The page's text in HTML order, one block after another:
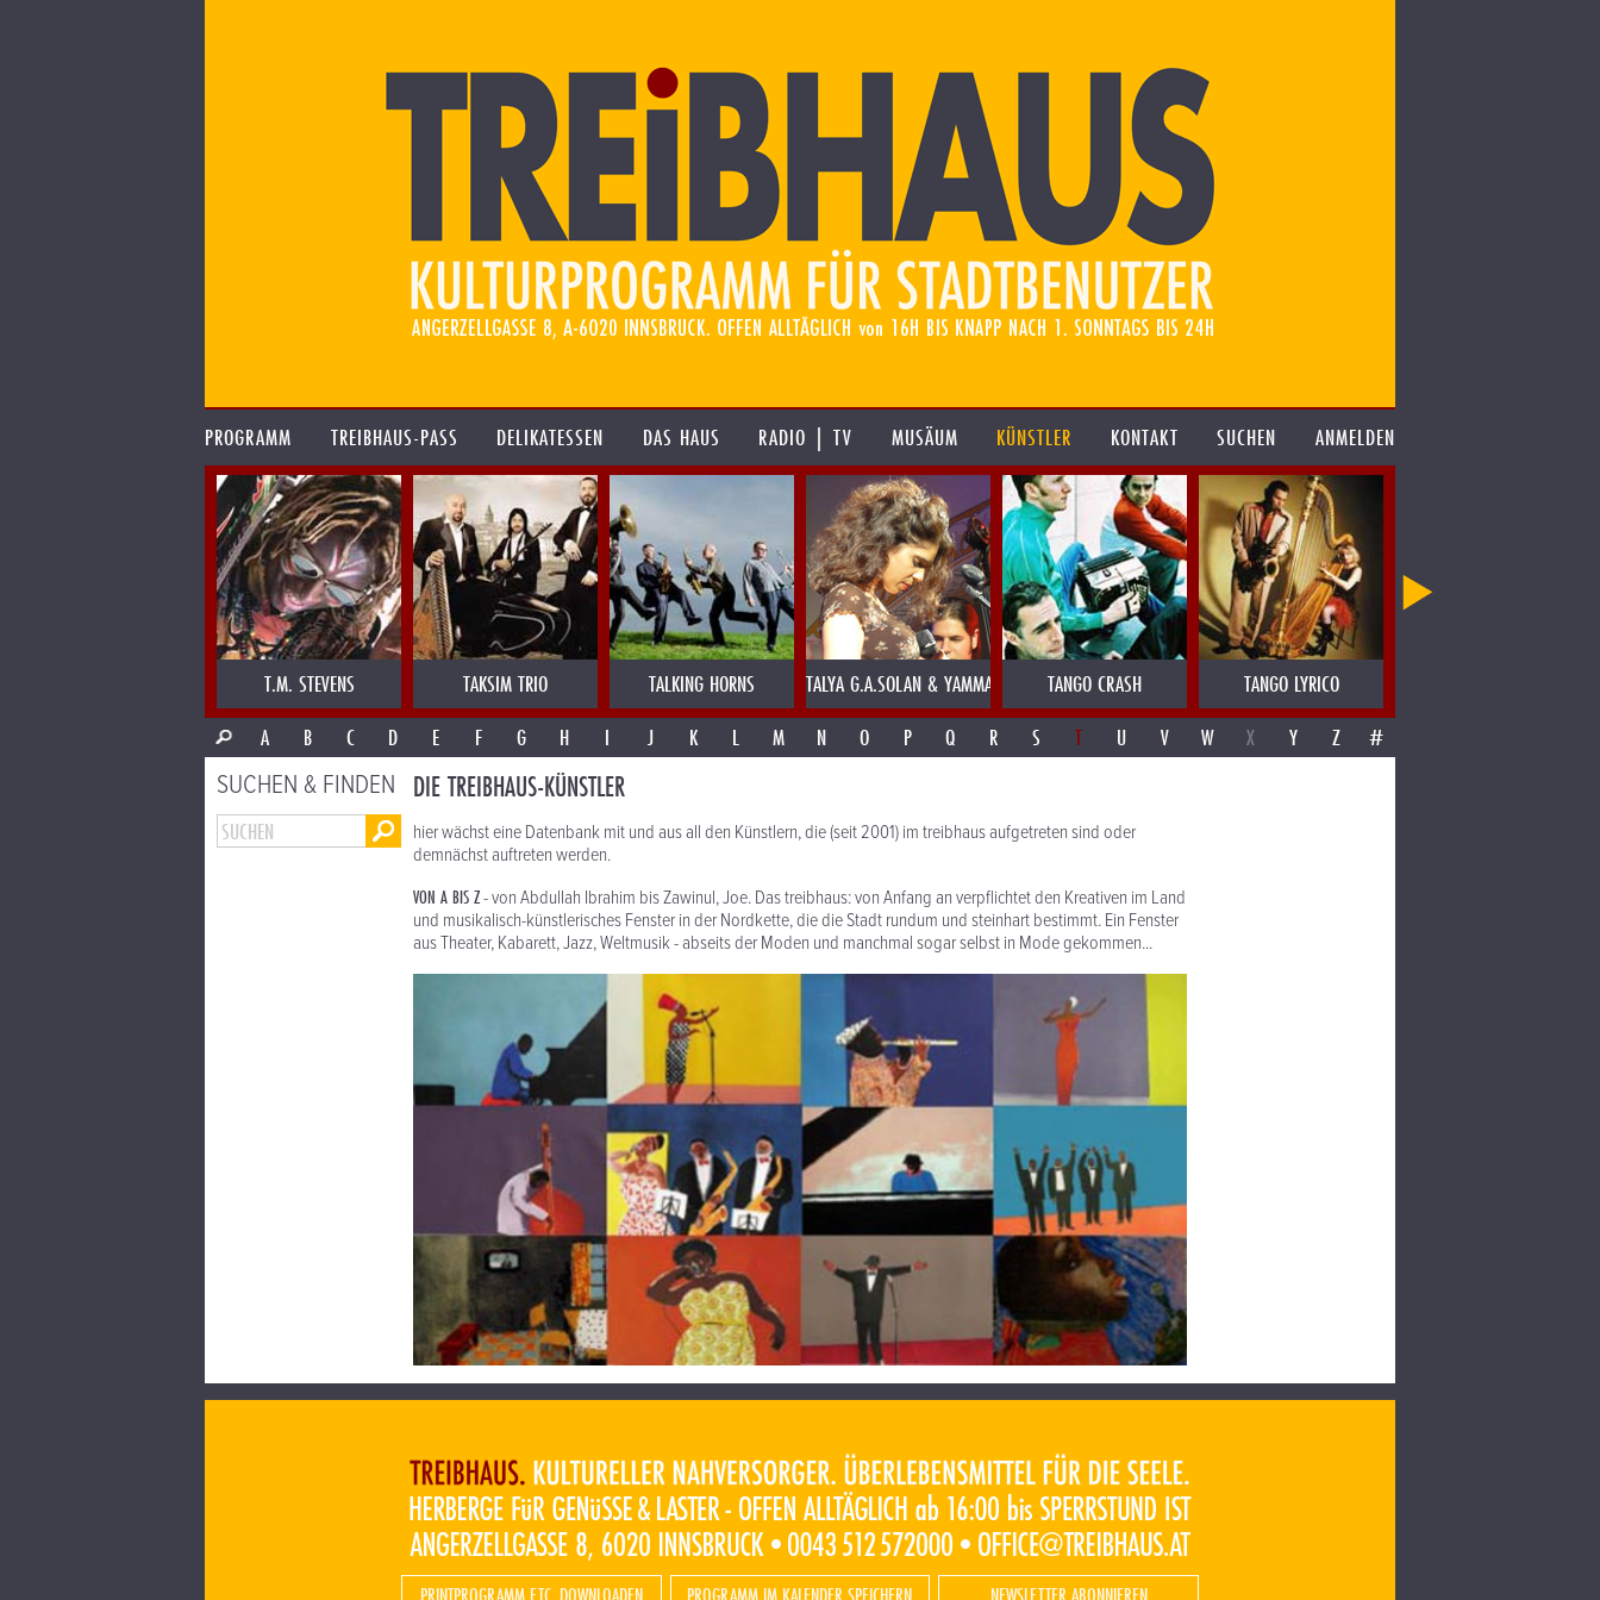
PROGRAMM TREIBHAUS-PASS DELIKATESSEN DAS HAUS RADIO | TV MUSÄUM KÜNSTLER KONTAKT SUCHEN ANMELDEN
T.M. STEVENS TAKSIM TRIO TALKING HORNS TALYA G.A.SOLAN & YAMMA ENSEMBLE - ISRAEL
TANGO CRASH TANGO LYRICO
A
B C D E F G H I J K L M N O P Q R S T U V W X Y Z #
SUCHEN & FINDEN DIE TREIBHAUS-KÜNSTLER
hier wächst eine Datenbank mit und aus all den Künstlern, die (seit 2001) im treibhaus aufgetreten sind oder
demnächst auftreten werden.
VON A BIS Z- von Abdullah Ibrahim bis Zawinul, Joe. Das treibhaus: von Anfang an verpflichtet den Kreativen im Land
und musikalisch-künstlerisches Fenster in der Nordkette, die die Stadt rundum und steinhart bestimmt. Ein Fenster
aus Theater, Kabarett, Jazz, Weltmusik - abseits der Moden und manchmal sogar selbst in Mode gekommen...